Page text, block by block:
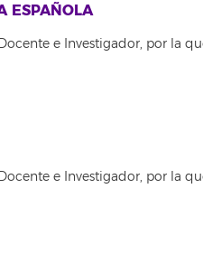
e Investigador, por la
e Investigador, por la